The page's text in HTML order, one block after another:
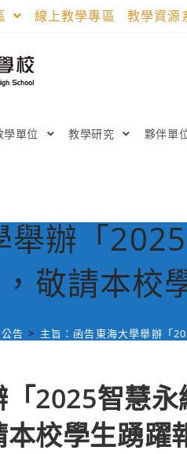
線上教學專區 教學資源
學單位 教學研究 夥伴單
辦「
敬請本校
告 > 主旨：函告東海大學舉辦「
2025智慧
校學生踴躍